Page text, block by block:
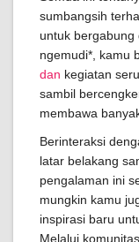
sumbangsih
untuk bergabung
ngemudi*, kamu
dan kegiatan
sambil
membawa
Berinteraksi
latar belakang
pengalaman ini
mungkin kamu
inspirasi baru
Melalui